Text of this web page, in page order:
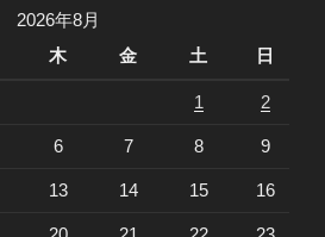
2026年8月
木 金 土 日
1 2
6 7 8 9
13 14 15 16